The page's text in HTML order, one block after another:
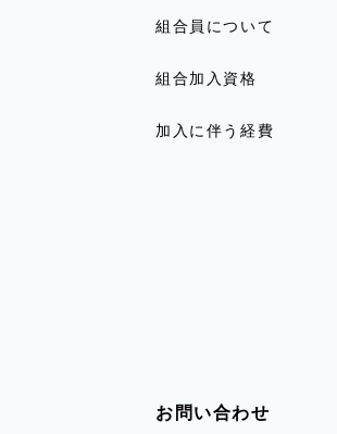
組合員について
組合加入資格
加入に伴う経費
お問い合わせ